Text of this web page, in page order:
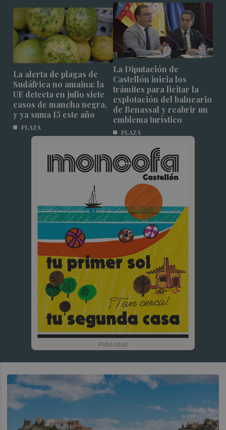
La alerta de plagas de
Sudáfrica no amaina: la
UE detecta en julio siete
casos de mancha negra,
y ya suma 15 este año
PLAZA
La Diputación de
Castellón inicia los
trámites para licitar la
explotación del balneario
de Benassal y reabrir un
emblema turístico
PLAZA